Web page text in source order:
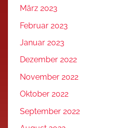
März 2023
Februar 2023
Januar 2023
Dezember 2022
November 2022
Oktober 2022
September 2022